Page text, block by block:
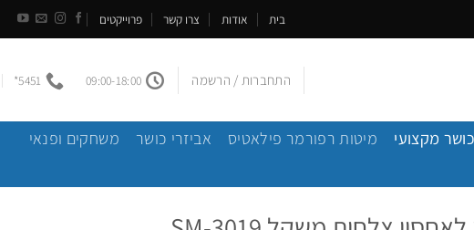
בית אודות צרו קשר פרוייקטים
התחברות / הרשמה 09:00-18:00
5451*
מקצועי מיטות רפורמר פילאטיס אביזרי כושר
משחקים ופנאי